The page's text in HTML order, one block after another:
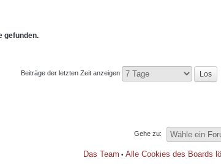
gefunden.
Beiträge der letzten Zeit anzeigen
Gehe zu:
Das Team • Alle Cookies des Boards